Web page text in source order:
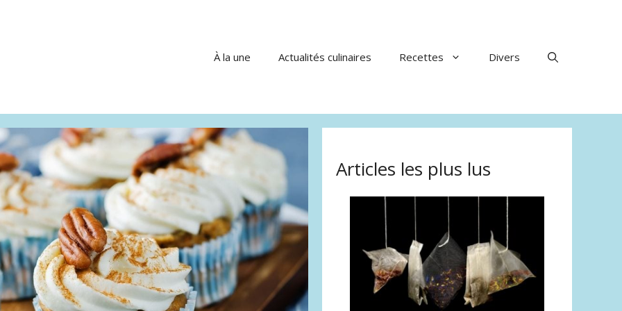
À la une Actualités culinaires Recettes Divers
Articles les plus lus